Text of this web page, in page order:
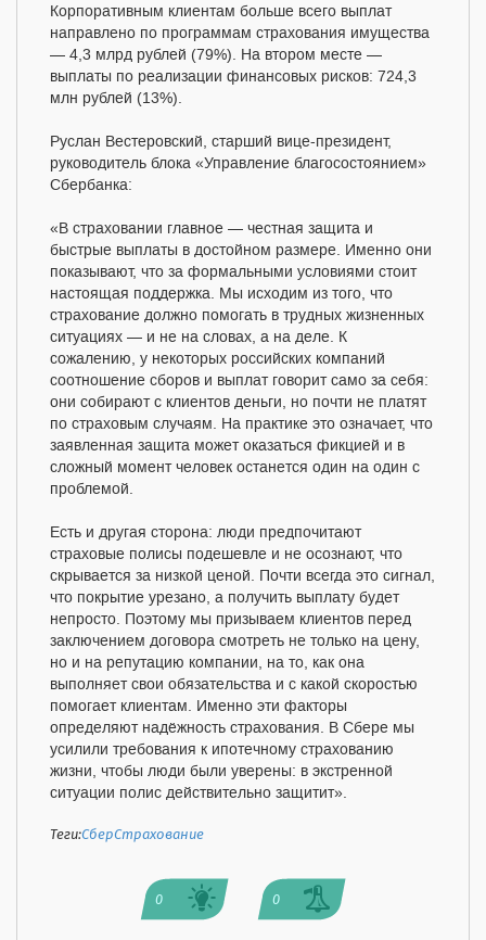
Корпоративным клиентам больше всего выплат
направлено по программам страхования имущества
— 4,3 млрд рублей (79%). На втором месте —
выплаты по реализации финансовых рисков: 724,3
млн рублей (13%).
Руслан Вестеровский, старший вице-президент,
руководитель блока «Управление благосостоянием»
Сбербанка:
«В страховании главное — честная защита и
быстрые выплаты в достойном размере. Именно они
показывают, что за формальными условиями стоит
настоящая поддержка. Мы исходим из того, что
страхование должно помогать в трудных жизненных
ситуациях — и не на словах, а на деле. К
сожалению, у некоторых российских компаний
соотношение сборов и выплат говорит само за себя:
они собирают с клиентов деньги, но почти не платят
по страховым случаям. На практике это означает, что
заявленная защита может оказаться фикцией и в
сложный момент человек останется один на один с
проблемой.
Есть и другая сторона: люди предпочитают
страховые полисы подешевле и не осознают, что
скрывается за низкой ценой. Почти всегда это сигнал,
что покрытие урезано, а получить выплату будет
непросто. Поэтому мы призываем клиентов перед
заключением договора смотреть не только на цену,
но и на репутацию компании, на то, как она
выполняет свои обязательства и с какой скоростью
помогает клиентам. Именно эти факторы
определяют надёжность страхования. В Сбере мы
усилили требования к ипотечному страхованию
жизни, чтобы люди были уверены: в экстренной
ситуации полис действительно защитит».
Теги:СберСтрахование
0 0